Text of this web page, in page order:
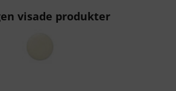
visade produkter